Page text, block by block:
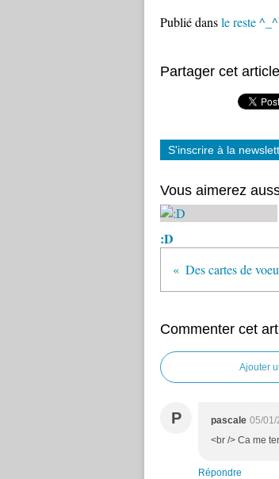
Publié dansle reste ^_^
Partager cet article
S'inscrire à la
Vous aimerez
:D
Des cartes de
Commenter cet
Ajouter
P pascale 05/01/
<br /> Ca me
Répondre